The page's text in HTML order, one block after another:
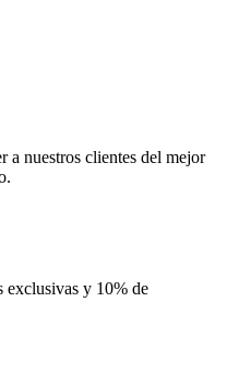
a nuestros clientes del mejor
exclusivas y 10% de